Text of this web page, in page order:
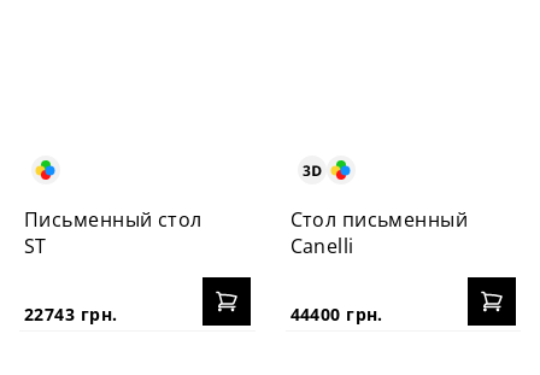
Письменный стол
ST
22743 грн.
Стол письменный
Canelli
44400 грн.